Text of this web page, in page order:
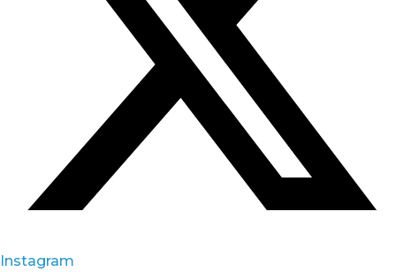
Instagram